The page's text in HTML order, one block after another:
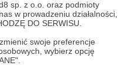
sp. z o.o. oraz podmioty
w prowadzeniu działalności,
DO SERWISU.
swoje preferencje
wybierz opcję
pracy i troski. Każdy, kto
jabłoń, która co roku
tarasem.